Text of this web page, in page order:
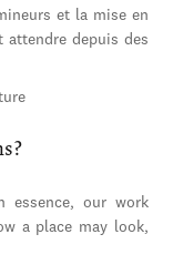
et la mise en
attendre depuis des
essence, our work
a place may look,